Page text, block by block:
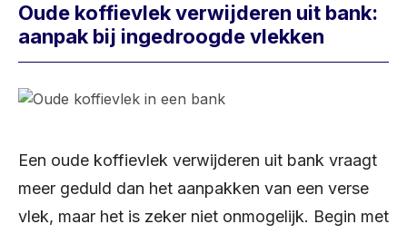
Oude koffievlek verwijderen uit bank:
aanpak bij ingedroogde vlekken
Een oude koffievlek verwijderen uit bank vraagt
meer geduld dan het aanpakken van een verse
vlek, maar het is zeker niet onmogelijk. Begin met